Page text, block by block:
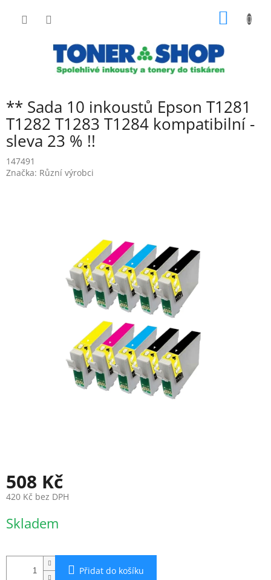
** Sada 10 inkoustů Epson T1281
T1282 T1283 T1284 kompatibilní -
sleva 23 % !!
147491
Značka: Různí výrobci
508 Kč
420 Kč bez DPH
cena:
Skladem
Přidat do košíku